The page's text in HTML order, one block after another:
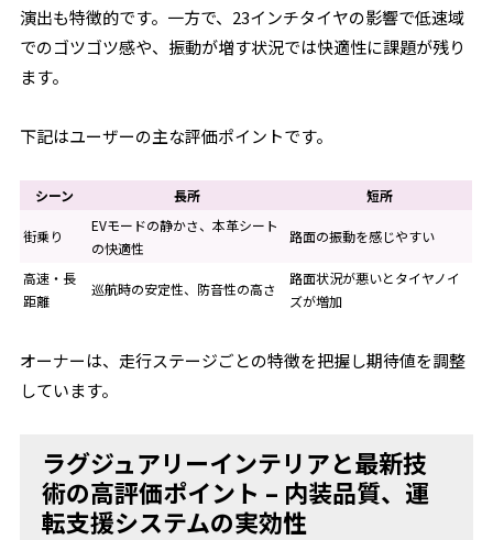
演出も特徴的です。一方で、23インチタイヤの影響で低速域
でのゴツゴツ感や、振動が増す状況では快適性に課題が残り
ます。
下記はユーザーの主な評価ポイントです。
シーン 長所 短所
街乗り
EVモードの静かさ、本革シート
の快適性
路面の振動を感じやすい
高速・長
距離
巡航時の安定性、防音性の高さ
路面状況が悪いとタイヤノイ
ズが増加
オーナーは、走行ステージごとの特徴を把握し期待値を調整
しています。
ラグジュアリーインテリアと最新技
術の高評価ポイント – 内装品質、運
転支援システムの実効性